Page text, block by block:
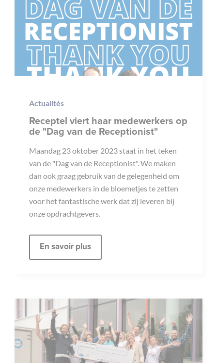
Actualités
Receptel viert haar medewerkers op
de "Dag van de Receptionist"
Maandag 23 oktober 2023 staat in het teken
van de "Dag van de Receptionist". We maken
dan ook graag gebruik van de gelegenheid om
onze medewerkers in de bloemetjes te zetten
voor het fantastische werk dat zij leveren bij
onze opdrachtgevers.
En savoir plus